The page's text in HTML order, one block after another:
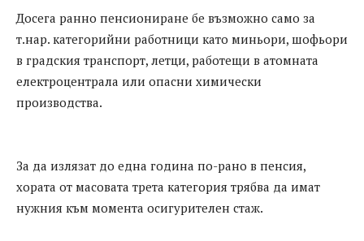
Досега ранно пенсиониране бе възможно само за
т.нар. категорийни работници като миньори, шофьори
в градския транспорт, летци, работещи в атомната
електроцентрала или опасни химически
производства.
За да излязат до една година по-рано в пенсия,
хората от масовата трета категория трябва да имат
нужния към момента осигурителен стаж.